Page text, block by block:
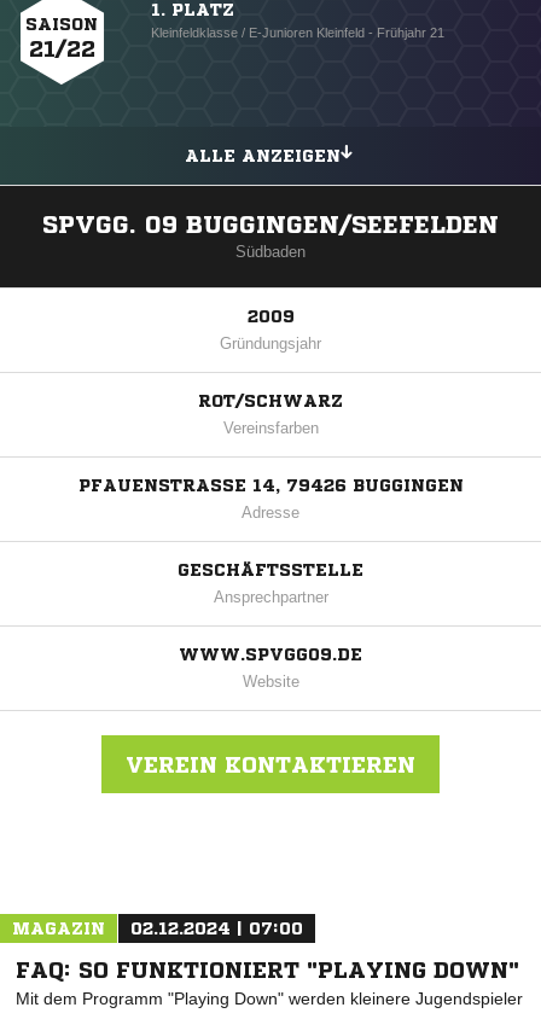
SAISON
21/22
1. PLATZ
Kleinfeldklasse / E-Junioren Kleinfeld - Frühjahr 21
ALLE ANZEIGEN
SPVGG. 09 BUGGINGEN/SEEFELDEN
Südbaden
2009
Gründungsjahr
ROT/SCHWARZ
Vereinsfarben
PFAUENSTRASSE 14, 79426 BUGGINGEN
Adresse
GESCHÄFTSSTELLE
Ansprechpartner
WWW.SPVGG09.DE
Website
VEREIN KONTAKTIEREN
MAGAZIN 02.12.2024 | 07:00
FAQ: SO FUNKTIONIERT "PLAYING DOWN"
Mit dem Programm "Playing Down" werden kleinere Jugendspieler